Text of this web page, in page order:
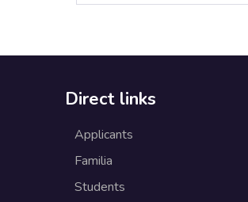
Direct links
Applicants
Familia
Students